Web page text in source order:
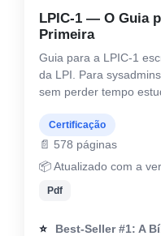
LPIC-1 — O Guia
Primeira
Guia para a LPIC-1
da LPI. Para
sem perder tempo
Certificação
📄 578 páginas
📦 Atualizado com a
Pdf
⭐
Best-Seller #1: A